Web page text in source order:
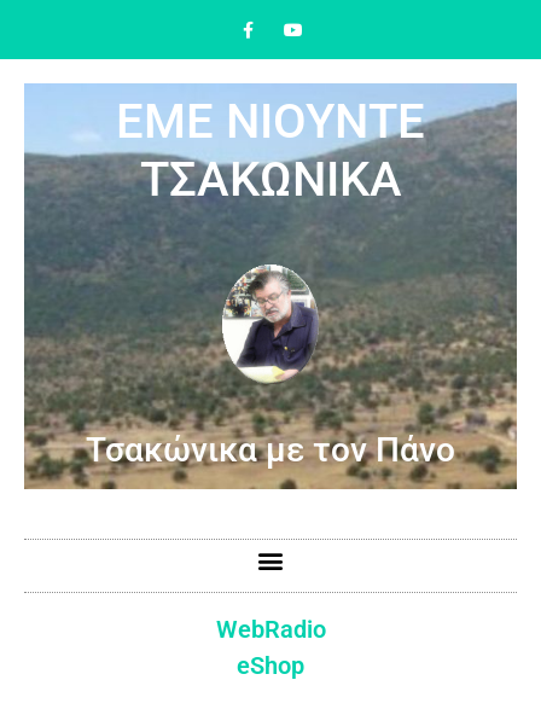
ΕΜΕ ΝΙΟΥΝΤΕ
ΤΣΑΚΩΝΙΚΑ
Τσακώνικα με τον Πάνο
WebRadio
eShop